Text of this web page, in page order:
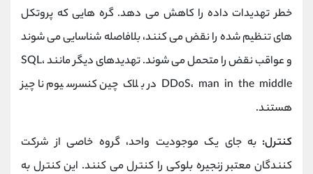
خطر تهدیدات داده را کاهش می دهد. گره هایی که پروتکل
های تنظیم شده را نقض می کنند، بلافاصله شناسایی می شوند
و عواقب نقض را متحمل می شوند. تهدیدهای دیگر مانند SQL،
DDoS، man in the middle در بلاک چین کنسرسیوم ناچیز
هستند.
کنترل: به جای یک موجودیت واحد، گروه خاصی از شرکت
کنندگان معتبر زنجیره بلوکی را کنترل می کنند. این کنترل به